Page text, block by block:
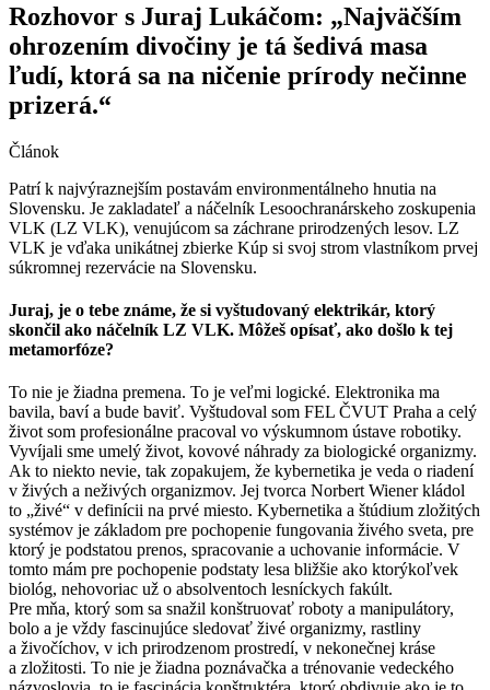
Rozhovor s Juraj Lukáčom: „Najväčším
ohrozením divočiny je tá šedivá masa
ľudí, ktorá sa na ničenie prírody nečinne
prizerá.“
Článok
Patrí k najvýraznejším postavám environmentálneho hnutia na
Slovensku. Je zakladateľ a náčelník Lesoochranárskeho zoskupenia
VLK (LZ VLK), venujúcom sa záchrane prirodzených lesov. LZ
VLK je vďaka unikátnej zbierke Kúp si svoj strom vlastníkom prvej
súkromnej rezervácie na Slovensku.
Juraj, je o tebe známe, že si vyštudovaný elektrikár, ktorý
skončil ako náčelník LZ VLK. Môžeš opísať, ako došlo k tej
metamorfóze?
To nie je žiadna premena. To je veľmi logické. Elektronika ma
bavila, baví a bude baviť. Vyštudoval som FEL ČVUT Praha a celý
život som profesionálne pracoval vo výskumnom ústave robotiky.
Vyvíjali sme umelý život, kovové náhrady za biologické organizmy.
Ak to niekto nevie, tak zopakujem, že kybernetika je veda o riadení
v živých a neživých organizmov. Jej tvorca Norbert Wiener kládol
to „živé“ v definícii na prvé miesto. Kybernetika a štúdium zložitých
systémov je základom pre pochopenie fungovania živého sveta, pre
ktorý je podstatou prenos, spracovanie a uchovanie informácie. V
tomto mám pre pochopenie podstaty lesa bližšie ako ktorýkoľvek
biológ, nehovoriac už o absolventoch lesníckych fakúlt.
Pre mňa, ktorý som sa snažil konštruovať roboty a manipulátory,
bolo a je vždy fascinujúce sledovať živé organizmy, rastliny
a živočíchov, v ich prirodzenom prostredí, v nekonečnej kráse
a zložitosti. To nie je žiadna poznávačka a trénovanie vedeckého